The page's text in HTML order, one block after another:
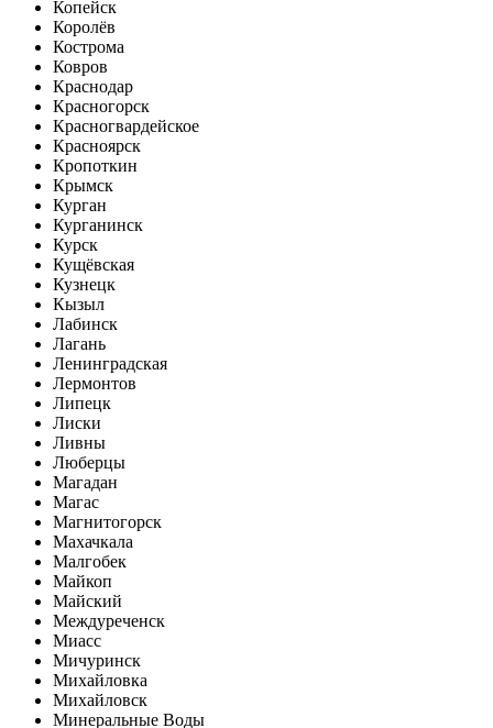
Копейск
Королёв
Кострома
Ковров
Краснодар
Красногорск
Красногвардейское
Красноярск
Кропоткин
Крымск
Курган
Курганинск
Курск
Кущёвская
Кузнецк
Кызыл
Лабинск
Лагань
Ленинградская
Лермонтов
Липецк
Лиски
Ливны
Люберцы
Магадан
Магас
Магнитогорск
Махачкала
Малгобек
Майкоп
Майский
Междуреченск
Миасс
Мичуринск
Михайловка
Михайловск
Минеральные Воды